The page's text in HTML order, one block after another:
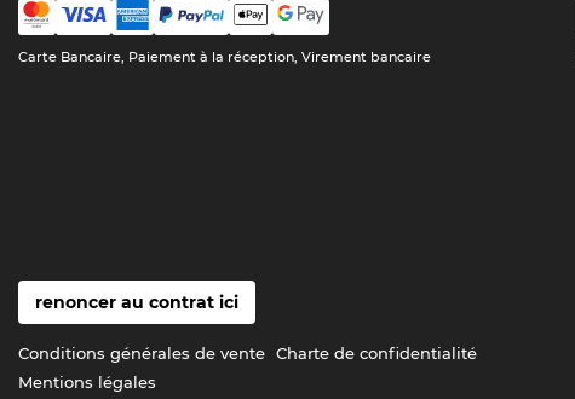
Carte Bancaire, Paiement à la réception, Virement bancaire
renoncer au contrat ici
Conditions générales de vente Charte de confidentialité
Mentions légales